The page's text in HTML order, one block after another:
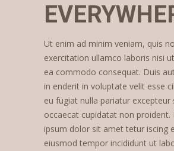
Ut enim ad minim veniam, quis
exercitation ullamco laboris nisi
ea commodo consequat. Duis
in enderit in voluptate velit esse
eu fugiat nulla pariatur excepteur
occaecat cupidatat non proident.
ipsum dolor sit amet tetur iscing
eiusmod tempor incididunt ut